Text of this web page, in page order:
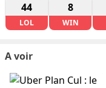
44
LOL
8
WIN
A voir